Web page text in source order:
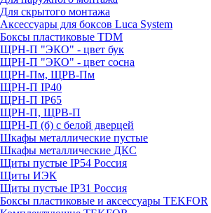
Для скрытого монтажа
Аксессуары для боксов Luca System
Боксы пластиковые TDM
ЩРН-П "ЭКО" - цвет бук
ЩРН-П "ЭКО" - цвет сосна
ЩРН-Пм, ЩРВ-Пм
ЩРН-П IP40
ЩРН-П IP65
ЩРН-П, ЩРВ-П
ЩРН-П (б) с белой дверцей
Шкафы металлические пустые
Шкафы металлические ДКС
Щиты пустые IP54 Россия
Щиты ИЭК
Щиты пустые IP31 Россия
Боксы пластиковые и аксессуары TEKFOR